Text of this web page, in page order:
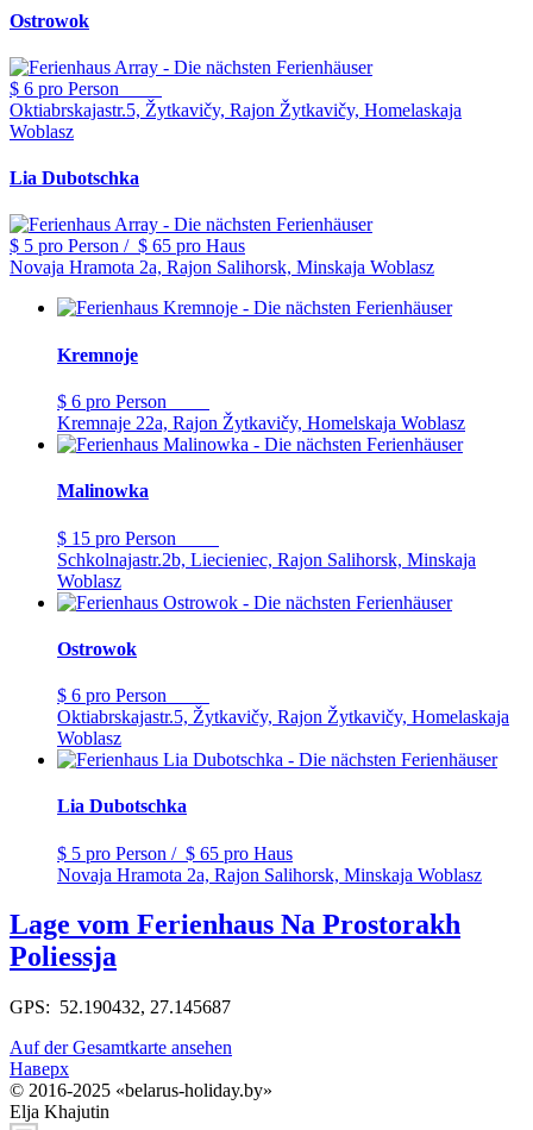
Ostrowok
$ 6 pro Person
Oktiabrskajastr.5, Žytkavičy, Rajon Žytkavičy, Homelaskaja
Woblasz
Lia Dubotschka
$ 5 pro Person / $ 65 pro Haus
Novaja Hramota 2a, Rajon Salihorsk, Minskaja Woblasz
Kremnoje
$ 6 pro Person
Kremnaje 22a, Rajon Žytkavičy, Homelskaja Woblasz
Malinowka
$ 15 pro Person
Schkolnajastr.2b, Liecieniec, Rajon Salihorsk, Minskaja
Woblasz
Ostrowok
$ 6 pro Person
Oktiabrskajastr.5, Žytkavičy, Rajon Žytkavičy, Homelaskaja
Woblasz
Lia Dubotschka
$ 5 pro Person / $ 65 pro Haus
Novaja Hramota 2a, Rajon Salihorsk, Minskaja Woblasz
Lage vom Ferienhaus Na Prostorakh
Poliessja
GPS: 52.190432, 27.145687
Auf der Gesamtkarte ansehen
Наверх
© 2016-2025 «belarus-holiday.by»
Elja Khajutin